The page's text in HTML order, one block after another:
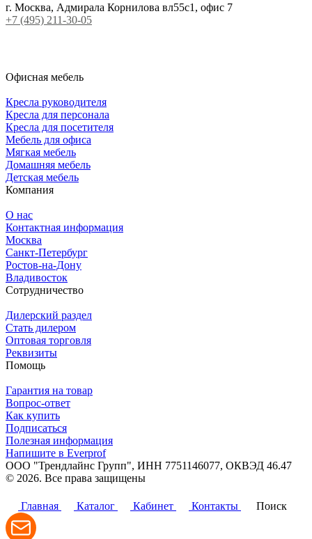
г. Москва, Адмирала Корнилова вл55с1, офис 7
+7 (495) 211-30-05
Офисная мебель
Кресла руководителя
Кресла для персонала
Кресла для посетителя
Мебель для офиса
Мягкая мебель
Домашняя мебель
Детская мебель
Компания
О нас
Контактная информация
Москва
Санкт-Петербург
Ростов-на-Дону
Владивосток
Сотрудничество
Дилерский раздел
Стать дилером
Оптовая торговля
Реквизиты
Помощь
Гарантия на товар
Вопрос-ответ
Как купить
Подписаться
Полезная информация
Напишите в Everprof
ООО "Трендлайнс Групп", ИНН 7751146077, ОКВЭД 46.47
© 2026. Все права защищены
Главная
Каталог Кабинет Контакты Поиск